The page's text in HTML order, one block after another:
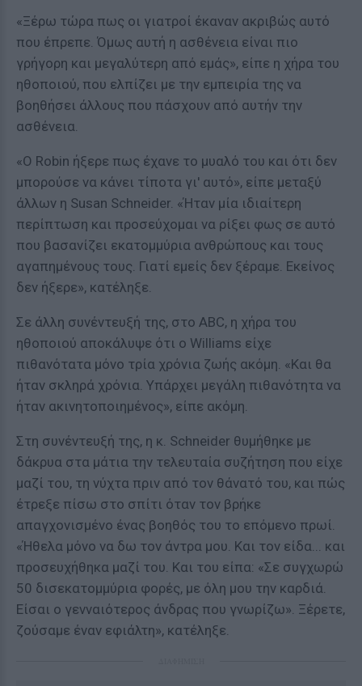
«Ξέρω τώρα πως οι γιατροί έκαναν ακριβώς αυτό
που έπρεπε. Όμως αυτή η ασθένεια είναι πιο
γρήγορη και μεγαλύτερη από εμάς», είπε η χήρα του
ηθοποιού, που ελπίζει με την εμπειρία της να
βοηθήσει άλλους που πάσχουν από αυτήν την
ασθένεια.
«Ο Robin ήξερε πως έχανε το μυαλό του και ότι δεν
μπορούσε να κάνει τίποτα γι' αυτό», είπε μεταξύ
άλλων η Susan Schneider. «Ήταν μία ιδιαίτερη
περίπτωση και προσεύχομαι να ρίξει φως σε αυτό
που βασανίζει εκατομμύρια ανθρώπους και τους
αγαπημένους τους. Γιατί εμείς δεν ξέραμε. Εκείνος
δεν ήξερε», κατέληξε.
Σε άλλη συνέντευξή της, στο ABC, η χήρα του
ηθοποιού αποκάλυψε ότι ο Williams είχε
πιθανότατα μόνο τρία χρόνια ζωής ακόμη. «Και θα
ήταν σκληρά χρόνια. Υπάρχει μεγάλη πιθανότητα να
ήταν ακινητοποιημένος», είπε ακόμη.
Στη συνέντευξή της, η κ. Schneider θυμήθηκε με
δάκρυα στα μάτια την τελευταία συζήτηση που είχε
μαζί του, τη νύχτα πριν από τον θάνατό του, και πώς
έτρεξε πίσω στο σπίτι όταν τον βρήκε
απαγχονισμένο ένας βοηθός του το επόμενο πρωί.
«Ήθελα μόνο να δω τον άντρα μου. Και τον είδα... και
προσευχήθηκα μαζί του. Και του είπα: «Σε συγχωρώ
50 δισεκατομμύρια φορές, με όλη μου την καρδιά.
Είσαι ο γενναιότερος άνδρας που γνωρίζω». Ξέρετε,
ζούσαμε έναν εφιάλτη», κατέληξε.